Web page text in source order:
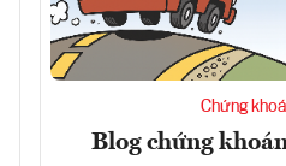
Chứng
Blog chứng